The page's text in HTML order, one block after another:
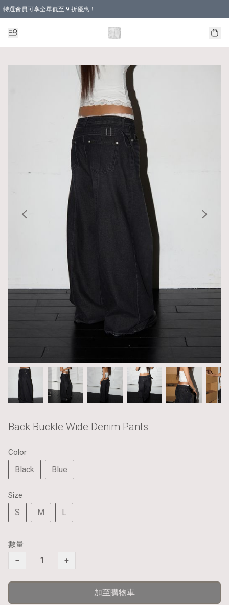
特選會員可享全單低至 9 折優惠！
Back Buckle Wide Denim Pants
Color
Black Blue
Size
S M L
數量
− +
加至購物車